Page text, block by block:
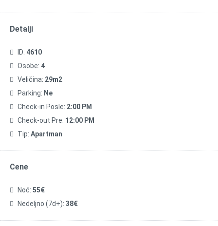
Detalji
ID: 4610
Osobe: 4
Veličina: 29m2
Parking: Ne
Check-in Posle: 2:00 PM
Check-out Pre: 12:00 PM
Tip: Apartman
Cene
Noć: 55€
Nedeljno (7d+): 38€